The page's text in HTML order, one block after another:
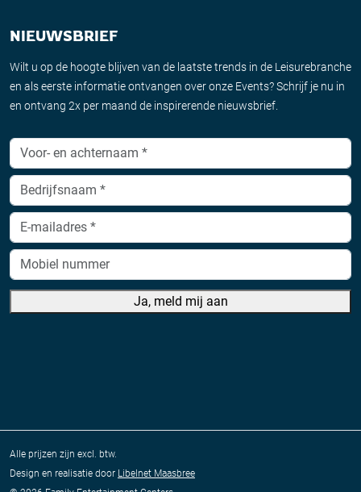
NIEUWSBRIEF
Wilt u op de hoogte blijven van de laatste trends in de Leisurebranche
en als eerste informatie ontvangen over onze Events? Schrijf je nu in
en ontvang 2x per maand de inspirerende nieuwsbrief.
Ja, meld mij aan
Design en realisatie door Libelnet Maasbree
Alle prijzen zijn excl. btw.